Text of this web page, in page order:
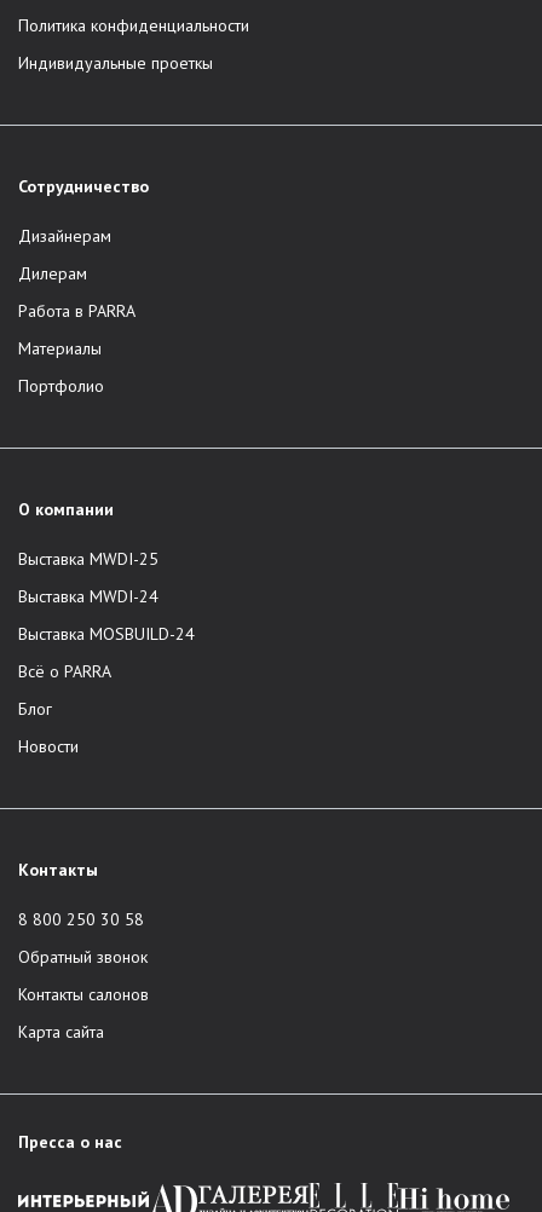
Политика конфиденциальности
Индивидуальные проеткы
Сотрудничество
Дизайнерам
Дилерам
Работа в PARRA
Материалы
Портфолио
О компании
Выставка MWDI-25
Выставка MWDI-24
Выставка MOSBUILD-24
Всё о PARRA
Блог
Новости
Контакты
8 800 250 30 58
Обратный звонок
Контакты салонов
Карта сайта
Пресса о нас